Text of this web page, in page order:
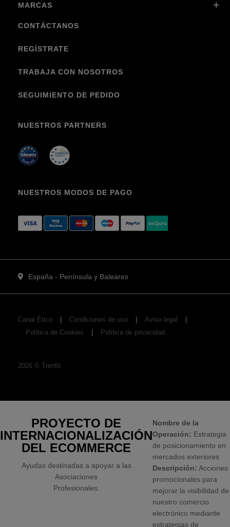
MARCAS
CONTÁCTANOS
REGÍSTRATE
TRABAJA CON NOSOTROS
SEGUIMIENTO DE PEDIDO
NUESTROS PARTNERS
NUESTROS MODOS DE PAGO
España - Península y Baleares
Canal Ético Condiciones de uso
Aviso legal
Política de Cookies
Política de privacidad
2026 © Trenfit
PROYECTO DE
INTERNACIONALIZACIÓN
DEL ECOMMERCE
Ayudas destinadas a apoyar a las
Asociaciones
Profesionales.
Nombre de la
Operación: Estrategia
de posicionamiento en
mercados exteriores
Descripción: Acciones
promocionales para
mejorar la visibilidad de
nuestro comercio
electrónico mediante
estrategias de